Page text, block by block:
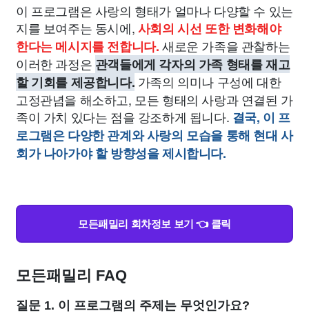
이 프로그램은 사랑의 형태가 얼마나 다양할 수 있는
지를 보여주는 동시에,사회의 시선 또한 변화해야
한다는 메시지를 전합니다.새로운 가족을 관찰하는
이러한 과정은 관객들에게 각자의 가족 형태를 재고
할 기회를 제공합니다. 가족의 의미나 구성에 대한
고정관념을 해소하고, 모든 형태의 사랑과 연결된 가
족이 가치 있다는 점을 강조하게 됩니다. 결국, 이 프
로그램은 다양한 관계와 사랑의 모습을 통해 현대 사
회가 나아가야 할 방향성을 제시합니다.
모든패밀리 회차정보 보기 👈 클릭
모든패밀리 FAQ
질문 1. 이 프로그램의 주제는 무엇인가요?